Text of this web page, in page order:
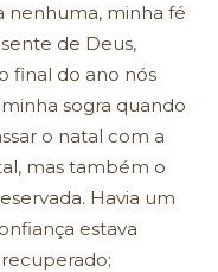
nenhuma, minha fé
de Deus,
final do ano nós
sogra quando
o natal com a
mas também o
Havia um
estava